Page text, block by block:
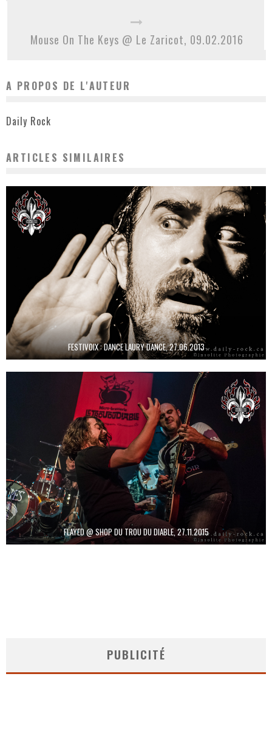
Mouse On The Keys @ Le Zaricot, 09.02.2016
A PROPOS DE L'AUTEUR
Daily Rock
ARTICLES SIMILAIRES
FESTIVOIX : DANCE LAURY DANCE, 27.06.2013
FLAYED @ SHOP DU TROU DU DIABLE, 27.11.2015
PUBLICITÉ